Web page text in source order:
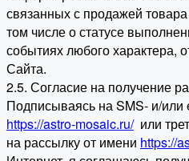
связанных с продажей
том числе о статусе
событиях любого характера,
Сайта.
2.5. Согласие на получение
Подписываясь на SMS- и/или
https://astro-mosaic.ru/или
на рассылку от имени https://